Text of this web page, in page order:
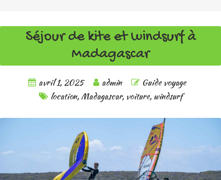
Séjour de kite et windsurf à
Madagascar
avril 1, 2025 admin
Guide voyage
location, Madagascar, voiture, windsurf